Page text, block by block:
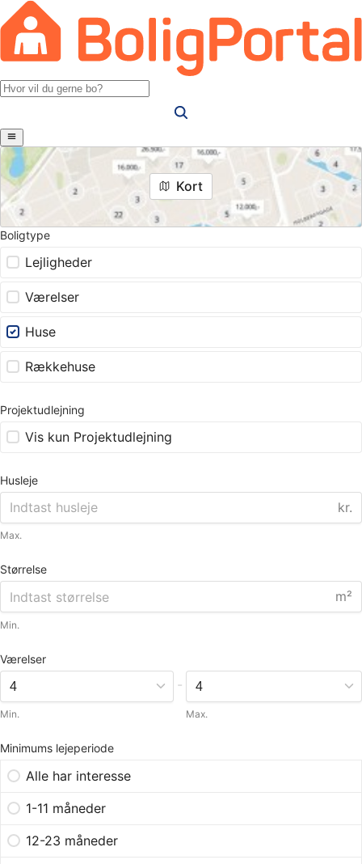
Kort
Boligtype
Lejligheder
Værelser
Huse
Rækkehuse
Projektudlejning
Vis kun Projektudlejning
Husleje
kr.
Max.
Størrelse
m²
Min.
Værelser
Min.
-
Max.
Minimums lejeperiode
Alle har interesse
1-11 måneder
12-23 måneder